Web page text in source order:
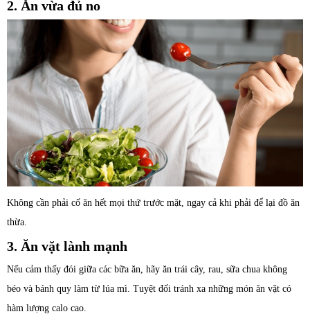
2. Ăn vừa đủ no
Không cần phải cố ăn hết mọi thứ trước mặt, ngay cả khi phải để lại đồ ăn
thừa.
3. Ăn vặt lành mạnh
Nếu cảm thấy đói giữa các bữa ăn, hãy ăn trái cây, rau, sữa chua không
béo và bánh quy làm từ lúa mì. Tuyệt đối tránh xa những món ăn vặt có
hàm lượng calo cao.